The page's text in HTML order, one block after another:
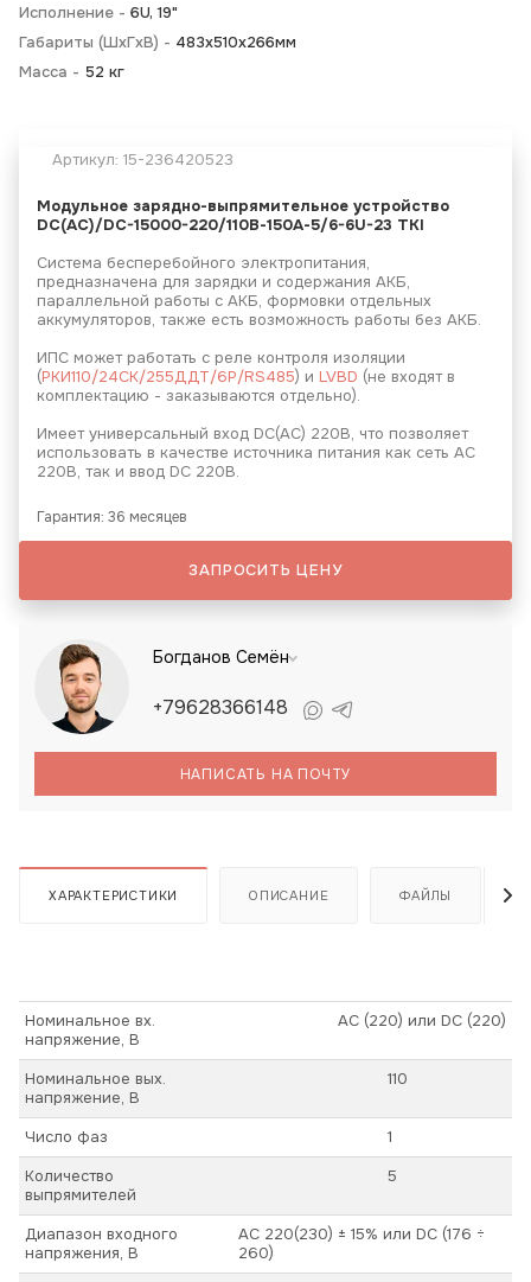
Исполнение - 6U, 19"
Габариты (ШхГхВ) - 483х510х266мм
Масса - 52 кг
Артикул: 15-236420523
Модульное зарядно-выпрямительное устройство
DC(AC)/DC-15000-220/110В-150А-5/6-6U-23 TKI
Система бесперебойного электропитания,
предназначена для зарядки и содержания АКБ,
параллельной работы с АКБ, формовки отдельных
аккумуляторов, также есть возможность работы без АКБ.
ИПС может работать с реле контроля изоляции
(РКИ110/24СК/255ДДТ/6Р/RS485) и LVBD (не входят в
комплектацию - заказываются отдельно).
Имеет универсальный вход DC(AC) 220В, что позволяет
использовать в качестве источника питания как сеть АС
220В, так и ввод DC 220В.
Гарантия: 36 месяцев
ЗАПРОСИТЬ ЦЕНУ
Богданов Семён
+79628366148
НАПИСАТЬ НА ПОЧТУ
ХАРАКТЕРИСТИКИ ОПИСАНИЕ ФАЙЛЫ
Номинальное вх.
напряжение, В
АС (220) или DC (220)
Номинальное вых.
напряжение, В
110
Число фаз
1
Количество
выпрямителей
5
Диапазон входного
напряжения, В
АС 220(230) ± 15% или DC (176 ÷
260)